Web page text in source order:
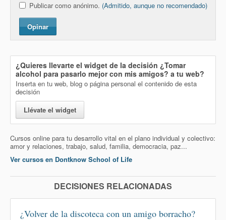
Publicar como anónimo. (Admitido, aunque no recomendado)
Opinar
¿Quieres llevarte el widget de la decisión ¿Tomar
alcohol para pasarlo mejor con mis amigos? a tu web?
Inserta en tu web, blog o página personal el contenido de esta
decisión
Llévate el widget
Cursos online para tu desarrollo vital en el plano individual y colectivo:
amor y relaciones, trabajo, salud, familia, democracia, paz...
Ver cursos en Dontknow School of Life
DECISIONES RELACIONADAS
¿Volver de la discoteca con un amigo borracho?